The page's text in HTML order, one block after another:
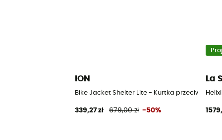
ION
Bike Jacket Shelter Lite - Kurtka
339,27 zł 679,00 zł -50%
La